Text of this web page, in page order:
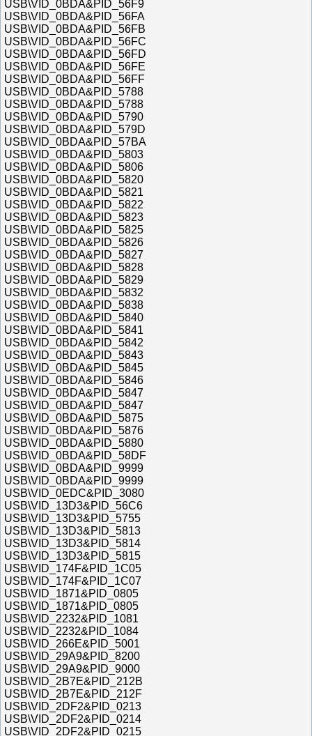
USB\VID_0BDA&PID_56F9
USB\VID_0BDA&PID_56FA
USB\VID_0BDA&PID_56FB
USB\VID_0BDA&PID_56FC
USB\VID_0BDA&PID_56FD
USB\VID_0BDA&PID_56FE
USB\VID_0BDA&PID_56FF
USB\VID_0BDA&PID_5788
USB\VID_0BDA&PID_5788
USB\VID_0BDA&PID_5790
USB\VID_0BDA&PID_579D
USB\VID_0BDA&PID_57BA
USB\VID_0BDA&PID_5803
USB\VID_0BDA&PID_5806
USB\VID_0BDA&PID_5820
USB\VID_0BDA&PID_5821
USB\VID_0BDA&PID_5822
USB\VID_0BDA&PID_5823
USB\VID_0BDA&PID_5825
USB\VID_0BDA&PID_5826
USB\VID_0BDA&PID_5827
USB\VID_0BDA&PID_5828
USB\VID_0BDA&PID_5829
USB\VID_0BDA&PID_5832
USB\VID_0BDA&PID_5838
USB\VID_0BDA&PID_5840
USB\VID_0BDA&PID_5841
USB\VID_0BDA&PID_5842
USB\VID_0BDA&PID_5843
USB\VID_0BDA&PID_5845
USB\VID_0BDA&PID_5846
USB\VID_0BDA&PID_5847
USB\VID_0BDA&PID_5847
USB\VID_0BDA&PID_5875
USB\VID_0BDA&PID_5876
USB\VID_0BDA&PID_5880
USB\VID_0BDA&PID_58DF
USB\VID_0BDA&PID_9999
USB\VID_0BDA&PID_9999
USB\VID_0EDC&PID_3080
USB\VID_13D3&PID_56C6
USB\VID_13D3&PID_5755
USB\VID_13D3&PID_5813
USB\VID_13D3&PID_5814
USB\VID_13D3&PID_5815
USB\VID_174F&PID_1C05
USB\VID_174F&PID_1C07
USB\VID_1871&PID_0805
USB\VID_1871&PID_0805
USB\VID_2232&PID_1081
USB\VID_2232&PID_1084
USB\VID_266E&PID_5001
USB\VID_29A9&PID_8200
USB\VID_29A9&PID_9000
USB\VID_2B7E&PID_212B
USB\VID_2B7E&PID_212F
USB\VID_2DF2&PID_0213
USB\VID_2DF2&PID_0214
USB\VID_2DF2&PID_0215